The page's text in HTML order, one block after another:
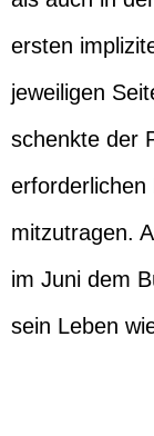
ersten
jeweiligen
schenkte der
erforderlichen
mitzutragen.
im Juni dem
sein Leben